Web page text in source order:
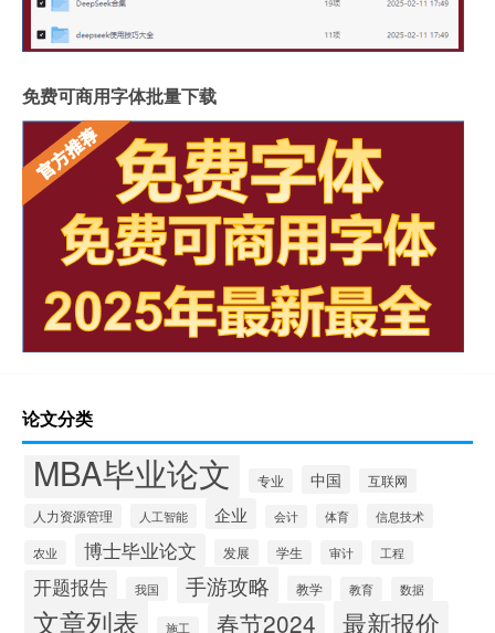
免费可商用字体批量下载
论文分类
MBA毕业论文 专业 中国
互联网
人力资源管理
人工智能 企业 会计 体育 信息技术
农业 博士毕业论文 发展 学生 审计 工程
开题报告 我国 手游攻略 教学 教育 数据
文章列表 施工 春节2024 最新报价